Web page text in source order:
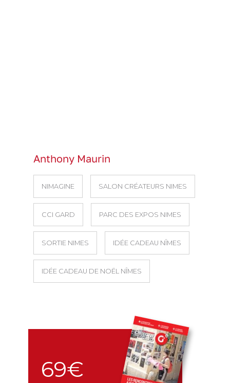
Anthony Maurin
NIMAGINE SALON CRÉATEURS NIMES
CCI GARD PARC DES EXPOS NIMES
SORTIE NIMES IDÉE CADEAU NÎMES
IDÉE CADEAU DE NOËL NÎMES
69€